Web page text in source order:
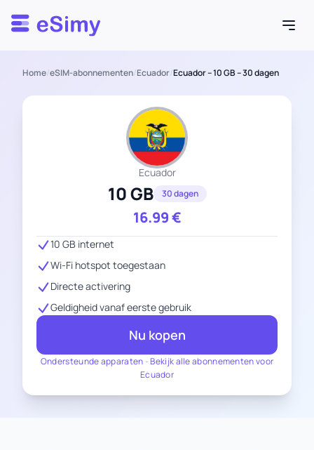
Esimy
Home/eSIM-abonnementen/Ecuador/Ecuador – 10 GB – 30 dagen
Ecuador
10 GB 30 dagen
16.99€
Ondersteunde apparaten -Bekijk alle abonnementen voor
Ecuador
10 GB internet
Wi-Fi hotspot toegestaan
Directe activering
Geldigheid vanaf eerste gebruik
Nu kopen